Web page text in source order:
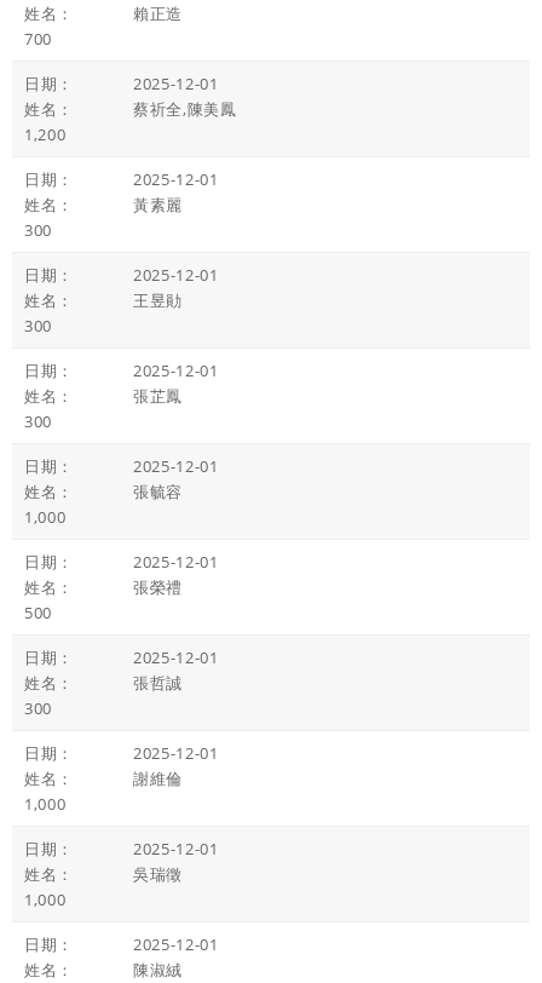
賴正造
700
2025-12-01
蔡祈全,陳美鳳
1,200
2025-12-01
黃素麗
300
2025-12-01
王昱勛
300
2025-12-01
張芷鳳
300
2025-12-01
張毓容
1,000
2025-12-01
張榮禮
500
2025-12-01
張哲誠
300
2025-12-01
謝維倫
1,000
2025-12-01
吳瑞徵
1,000
2025-12-01
陳淑絨